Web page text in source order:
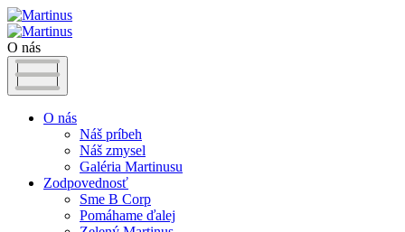
O nás
O nás
Náš príbeh
Náš zmysel
Galéria Martinusu
Zodpovednosť
Sme B Corp
Pomáhame ďalej